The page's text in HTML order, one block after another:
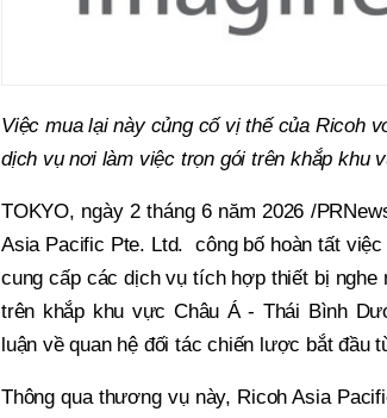
Việc mua lại này củng cố vịthế của Ricoh
dịch vụ nơi làm việc trọn gói trên khắp khu
TOKYO, ngày 2 tháng 6 năm 2026 /
Asia Pacific Pte. Ltd. công bố hoàn tất
cung cấp các dịch vụ tích hợp thiết bị
trên khắp khu vực Châu Á - Thái Bình
luận về quan hệ đối tác chiến lược bắt đầu
Thông qua thương vụ này, Ricoh Asia